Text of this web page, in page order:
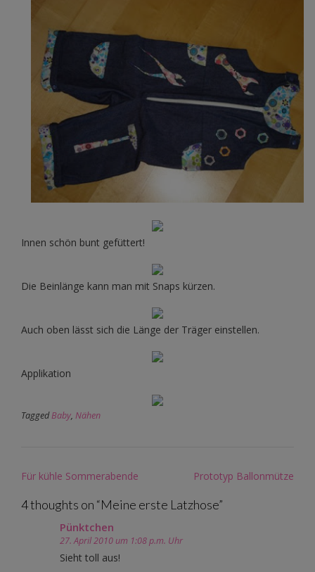
Innen schön bunt gefüttert!
Die Beinlänge kann man mit Snaps kürzen.
Auch oben lässt sich die Länge der Träger einstellen.
Applikation
TaggedBaby, Nähen
Post
Für kühle Sommerabende Prototyp Ballonmütze
4 thoughts on “Meine erste Latzhose”
Pünktchen
27. April 2010 um 1:08 p.m. Uhr
Sieht toll aus!